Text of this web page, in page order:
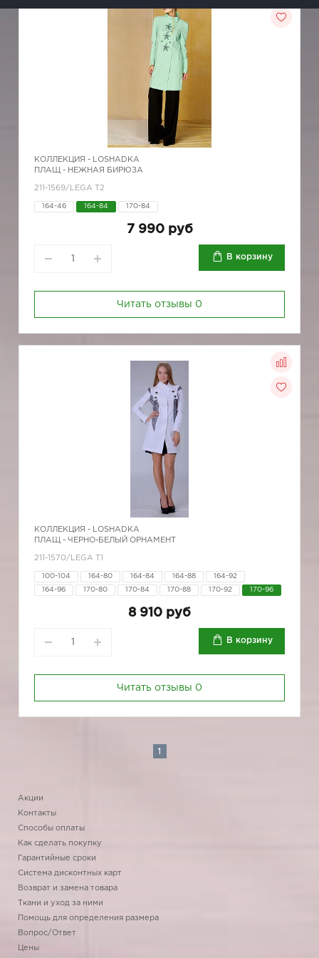
КОЛЛЕКЦИЯ - LOSHADKA
ПЛАЩ - НЕЖНАЯ БИРЮЗА
211-1569/LEGA T2
164-46 164-84 170-84
7 990 руб
В корзину
Читать отзывы 0
КОЛЛЕКЦИЯ - LOSHADKA
ПЛАЩ - ЧЕРНО-БЕЛЫЙ ОРНАМЕНТ
211-1570/LEGA T1
100-104 164-80 164-84 164-88 164-92
164-96 170-80 170-84 170-88 170-92 170-96
8 910 руб
В корзину
Читать отзывы 0
1
Акции
Контакты
Способы оплаты
Как сделать покупку
Гарантийные сроки
Система дисконтных карт
Возврат и замена товара
Ткани и уход за ними
Помощь для определения размера
Вопрос/Ответ
Цены